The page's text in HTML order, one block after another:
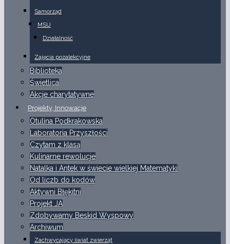
Samorząd
MSU
Działalność
Zajęcia pozalekcyjne
Biblioteka
Świetlica
Akcje charytatywne
Projekty, Innowacje
Otulina Podkrakowska
Laboratoria Przyszłości
Czytam z klasą
Kulinarne rewolucje
Natalka i Antek w świecie wielkiej Matematyki
Od liczb do kodów
Aktywni Błękitni
Projekt JA
Zdobywamy Beskid Wyspowy
Archiwum
Zachwycający świat zwierząt